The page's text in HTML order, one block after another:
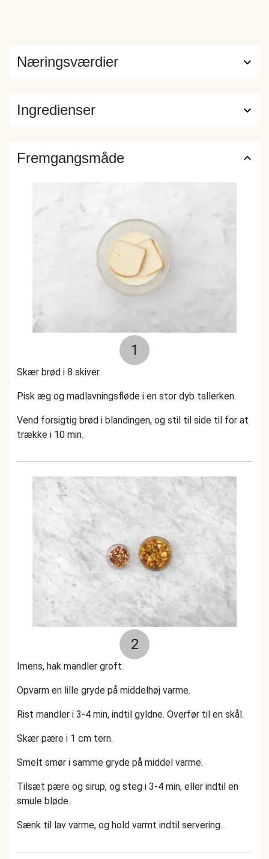
Ingredienser
Næringsværdier
Fremgangsmåde
1
Skær brød i 8 skiver.
Pisk æg og madlavningsfløde i en stor dyb tallerken.
Vend forsigtig brød i blandingen, og stil til side til for at
trække i 10 min.
2
Imens, hak mandler groft.
Opvarm en lille gryde på middelhøj varme.
Rist mandler i 3-4 min, indtil gyldne. Overfør til en skål.
Skær pære i 1 cm tern.
Smelt smør i samme gryde på middel varme.
Tilsæt pære og sirup, og steg i 3-4 min, eller indtil en
smule bløde.
Sænk til lav varme, og hold varmt indtil servering.